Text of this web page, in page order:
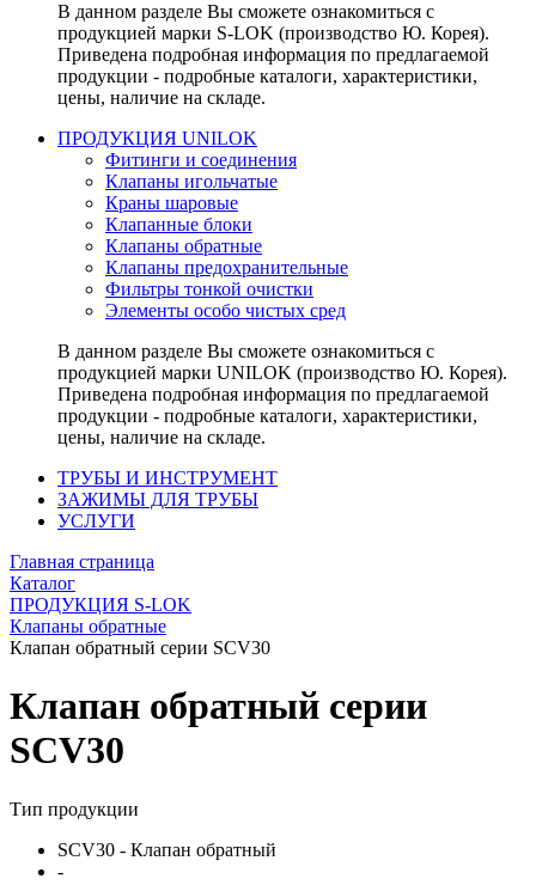
В данном разделе Вы сможете ознакомиться с
продукцией марки S-LOK (производство Ю. Корея).
Приведена подробная информация по предлагаемой
продукции - подробные каталоги, характеристики,
цены, наличие на складе.
ПРОДУКЦИЯ UNILOK
Фитинги и соединения
Клапаны игольчатые
Краны шаровые
Клапанные блоки
Клапаны обратные
Клапаны предохранительные
Фильтры тонкой очистки
Элементы особо чистых сред
В данном разделе Вы сможете ознакомиться с
продукцией марки UNILOK (производство Ю. Корея).
Приведена подробная информация по предлагаемой
продукции - подробные каталоги, характеристики,
цены, наличие на складе.
ТРУБЫ И ИНСТРУМЕНТ
ЗАЖИМЫ ДЛЯ ТРУБЫ
УСЛУГИ
Главная страница
Каталог
ПРОДУКЦИЯ S-LOK
Клапаны обратные
Клапан обратный серии SCV30
Клапан обратный серии
SCV30
Тип продукции
SCV30 - Клапан обратный
-